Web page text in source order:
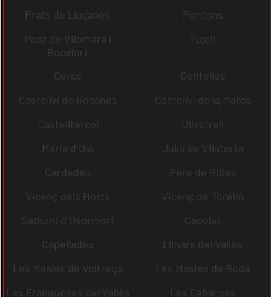
Prats de Lluçanès
Pontons
Pont de Vilomara i
Rocafort
Pujalt
Cercs
Centelles
Castellví de Rosanes
Castellví de la Marca
Castellterçol
Ullastrell
Maria d´Oló
Julià de Vilatorta
Cardedeu
Pere de Ribes
Vicenç dels Horts
Vicenç de Torelló
Sadurní d´Osormort
Capolat
Capellades
Llinars del Vallès
Les Masíes de Voltregà
Les Masies de Roda
Les Franqueses del Vallès
Les Cabanyes